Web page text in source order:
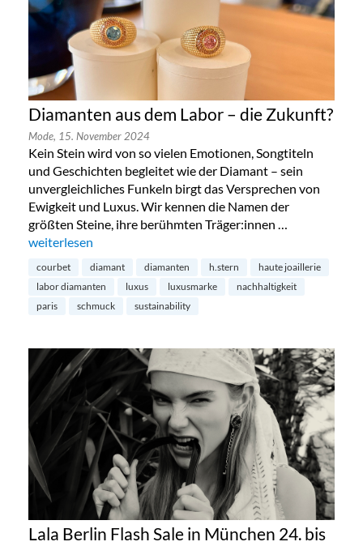
Diamanten aus dem Labor – die Zukunft?
Mode, 15. November 2024
Kein Stein wird von so vielen Emotionen, Songtiteln
und Geschichten begleitet wie der Diamant – sein
unvergleichliches Funkeln birgt das Versprechen von
Ewigkeit und Luxus. Wir kennen die Namen der
größten Steine, ihre berühmten Träger:innen …
„Diamanten aus dem Labor – die Zukunft?“
weiterlesen
courbet diamant diamanten h.stern
haute joaillerie
labor diamanten
luxus luxusmarke
nachhaltigkeit
paris
schmuck sustainability
Lala Berlin Flash Sale in München 24. bis